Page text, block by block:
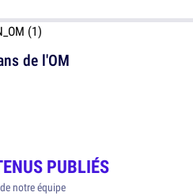
de l'OM
PUBLIÉS
notre équipe